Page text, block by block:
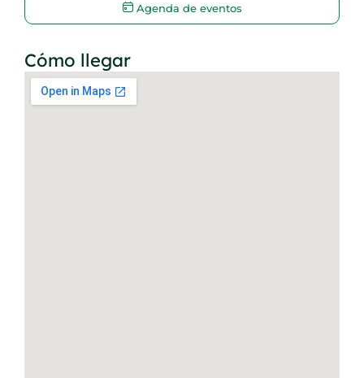
Agenda de eventos
Cómo llegar